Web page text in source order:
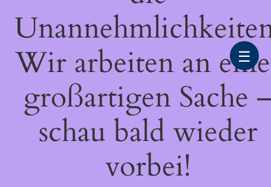
Wir arbeiten an
großartigen Sache
schau bald wieder
vorbei!
☰